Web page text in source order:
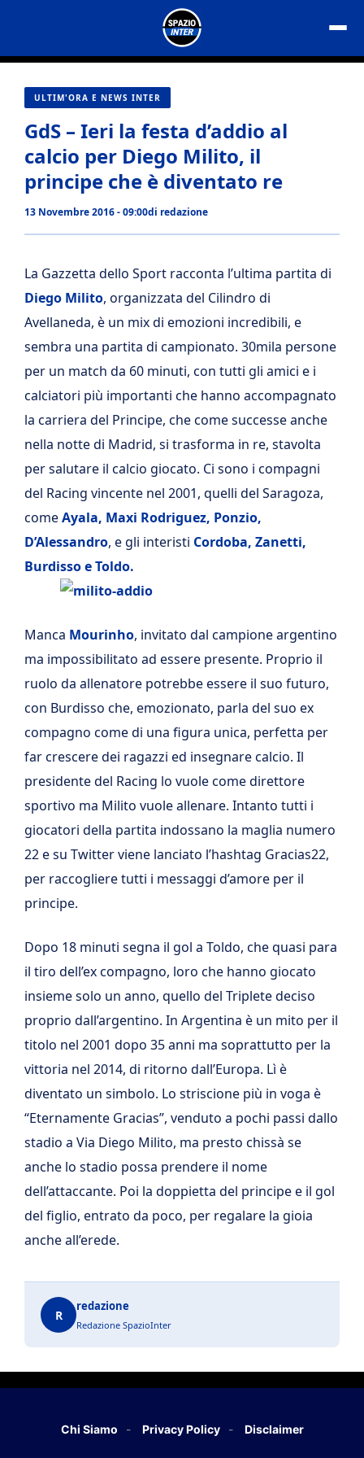
contenuto
ULTIM'ORA E NEWS INTER
GdS – Ieri la festa d’addio al
calcio per Diego Milito, il
principe che è diventato re
13 Novembre 2016 - 09:00di redazione
La Gazzetta dello Sport racconta l’ultima partita di
Diego Milito, organizzata del Cilindro di
Avellaneda, è un mix di emozioni incredibili, e
sembra una partita di campionato. 30mila persone
per un match da 60 minuti, con tutti gli amici e i
calciatori più importanti che hanno accompagnato
la carriera del Principe, che come successe anche
nella notte di Madrid, si trasforma in re, stavolta
per salutare il calcio giocato. Ci sono i compagni
del Racing vincente nel 2001, quelli del Saragoza,
comeAyala, Maxi Rodriguez, Ponzio,
D’Alessandro, e gli interisti Cordoba, Zanetti,
Burdisso e Toldo.
Manca Mourinho, invitato dal campione argentino
ma impossibilitato ad essere presente. Proprio il
ruolo da allenatore potrebbe essere il suo futuro,
con Burdisso che, emozionato, parla del suo ex
compagno come di una figura unica, perfetta per
far crescere dei ragazzi ed insegnare calcio. Il
presidente del Racing lo vuole come direttore
sportivo ma Milito vuole allenare. Intanto tutti i
giocatori della partita indossano la maglia numero
22 e su Twitter viene lanciato l’hashtag Gracias22,
per raccogliere tutti i messaggi d’amore per il
principe.
Dopo 18 minuti segna il gol a Toldo, che quasi para
il tiro dell’ex compagno, loro che hanno giocato
insieme solo un anno, quello del Triplete deciso
proprio dall’argentino. In Argentina è un mito per il
titolo nel 2001 dopo 35 anni ma soprattutto per la
vittoria nel 2014, di ritorno dall’Europa. Lì è
diventato un simbolo. Lo striscione più in voga è
“Eternamente Gracias”, venduto a pochi passi dallo
stadio a Via Diego Milito, ma presto chissà se
anche lo stadio possa prendere il nome
dell’attaccante. Poi la doppietta del principe e il gol
del figlio, entrato da poco, per regalare la gioia
anche all’erede.
R
redazione
Redazione SpazioInter
Chi Siamo Privacy Policy Disclaimer